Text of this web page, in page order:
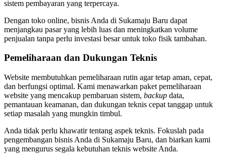
sistem pembayaran yang terpercaya.
Dengan toko online, bisnis Anda di Sukamaju Baru dapat
menjangkau pasar yang lebih luas dan meningkatkan volume
penjualan tanpa perlu investasi besar untuk toko fisik tambahan.
Pemeliharaan dan Dukungan Teknis
Website membutuhkan pemeliharaan rutin agar tetap aman, cepat,
dan berfungsi optimal. Kami menawarkan paket pemeliharaan
website yang mencakup pembaruan sistem, backup data,
pemantauan keamanan, dan dukungan teknis cepat tanggap untuk
setiap masalah yang mungkin timbul.
Anda tidak perlu khawatir tentang aspek teknis. Fokuslah pada
pengembangan bisnis Anda di Sukamaju Baru, dan biarkan kami
yang mengurus segala kebutuhan teknis website Anda.